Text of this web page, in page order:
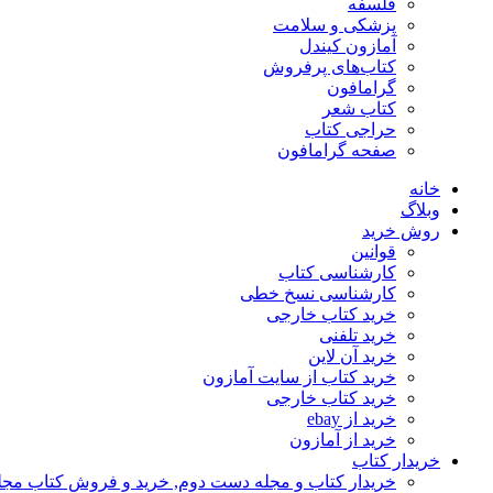
فلسفه
پزشکی و سلامت
آمازون کیندل
کتاب‌های پرفروش
گرامافون
کتاب شعر
حراجی کتاب
صفحه گرامافون
خانه
وبلاگ
روش خرید
قوانین
کارشناسی کتاب
کارشناسی نسخ خطی
خرید کتاب خارجی
خرید تلفنی
خرید آن لاین
خرید کتاب از سایت آمازون
خرید کتاب خارجی
خرید از ebay
خرید از آمازون
خریدار کتاب
خریدار کتاب و مجله دست دوم, خرید و فروش کتاب